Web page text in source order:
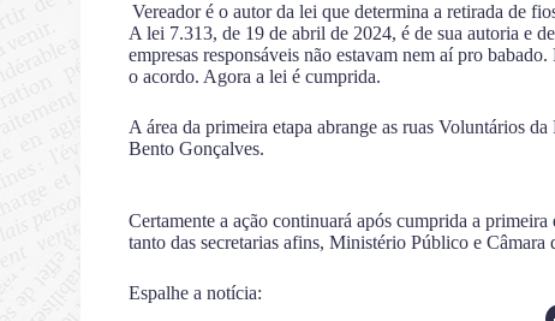
Vereador é o autor da lei que determina a retirada de
A lei 7.313, de 19 de abril de 2024, é de sua autoria e
empresas responsáveis não estavam nem aí pro
o acordo. Agora a lei é cumprida.
A área da primeira etapa abrange as ruas Voluntários
Bento Gonçalves.
Certamente a ação continuará após cumprida a
tanto das secretarias afins, Ministério Público e Câmara
Espalhe a notícia: